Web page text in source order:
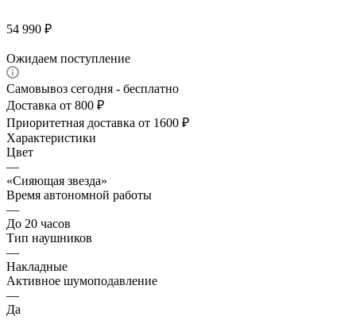
54 990 ₽
Ожидаем поступление
Самовывоз сегодня - бесплатно
Доставка от 800 ₽
Приоритетная доставка от 1600 ₽
Характеристики
Цвет
—
«Сияющая звезда»
Время автономной работы
—
До 20 часов
Тип наушников
—
Накладные
Активное шумоподавление
—
Да